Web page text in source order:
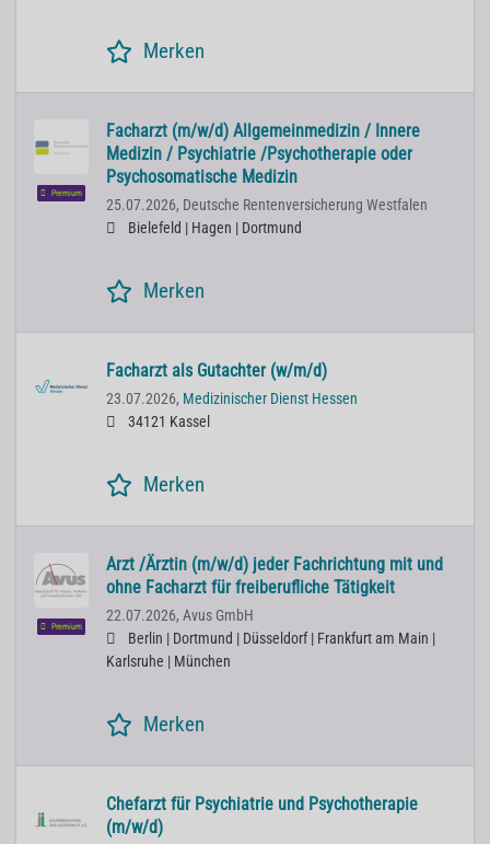
Merken
Premium
Facharzt (m/w/d) Allgemeinmedizin / Innere
Medizin / Psychiatrie /Psychotherapie oder
Psychosomatische Medizin
25.07.2026, Deutsche Rentenversicherung Westfalen
Bielefeld | Hagen | Dortmund
Merken
Facharzt als Gutachter (w/m/d)
23.07.2026, Medizinischer Dienst Hessen
34121 Kassel
Merken
Premium
Arzt /Ärztin (m/w/d) jeder Fachrichtung mit und
ohne Facharzt für freiberufliche Tätigkeit
22.07.2026, Avus GmbH
Berlin | Dortmund | Düsseldorf | Frankfurt am Main |
Karlsruhe | München
Merken
Chefarzt für Psychiatrie und Psychotherapie
(m/w/d)